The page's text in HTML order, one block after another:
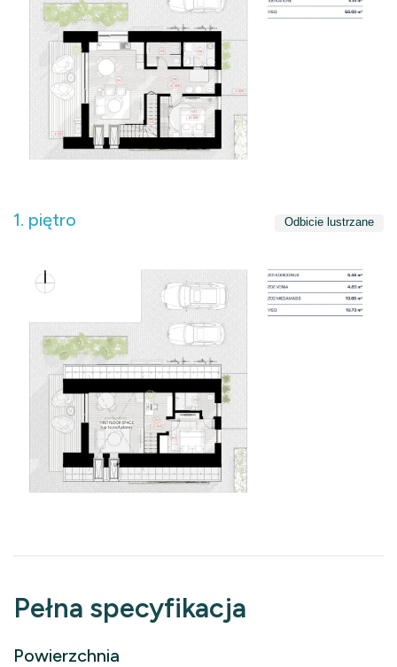
1. piętro Odbicie lustrzane
Pełna specyfikacja
Powierzchnia